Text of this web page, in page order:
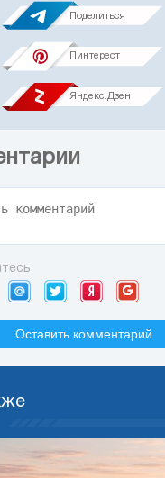
Поделиться
Пинтерест
Яндекс.Дзен
Оставить комментарий